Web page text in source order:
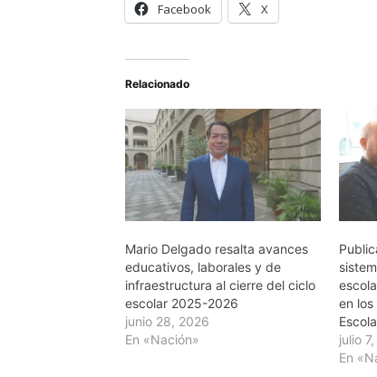
Facebook X
Relacionado
Mario Delgado resalta avances
educativos, laborales y de
infraestructura al cierre del ciclo
escolar 2025-2026
junio 28, 2026
En «Nación»
en los
julio
En